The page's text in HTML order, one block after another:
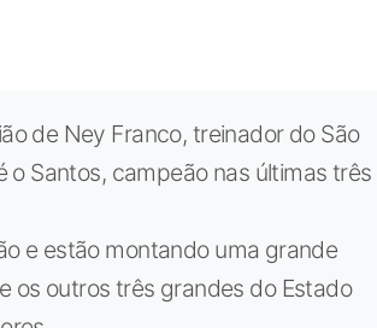
de Ney Franco, treinador do São
o Santos, campeão nas últimas três
e estão montando uma grande
os outros três grandes do Estado